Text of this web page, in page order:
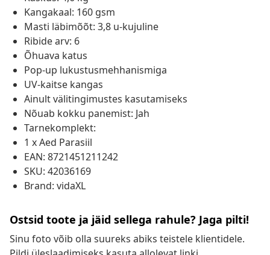
Kangakaal: 160 gsm
Masti läbimõõt: 3,8 u-kujuline
Ribide arv: 6
Õhuava katus
Pop-up lukustusmehhanismiga
UV-kaitse kangas
Ainult välitingimustes kasutamiseks
Nõuab kokku panemist: Jah
Tarnekomplekt:
1 x Aed Parasiil
EAN: 8721451211242
SKU: 42036169
Brand: vidaXL
Ostsid toote ja jäid sellega rahule? Jaga pilti!
Sinu foto võib olla suureks abiks teistele klientidele.